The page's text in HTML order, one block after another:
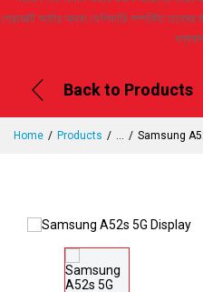
প্রোডাক্ট অর্ডার অথবা ডেলিভারি সম্পর্কিত
Back to Products
Home Products ... Samsung